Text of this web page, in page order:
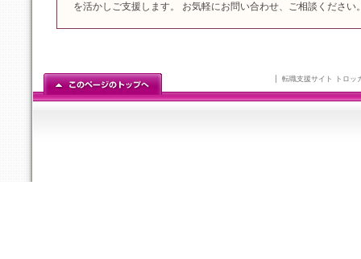
を活かしご支援します。 お気軽にお問い合わせ、ご相談ください
転職支援サイト トロッ